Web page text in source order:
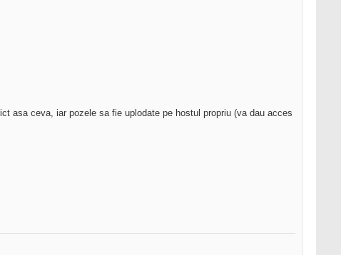
asa ceva, iar pozele sa fie uplodate pe hostul propriu (va dau acces